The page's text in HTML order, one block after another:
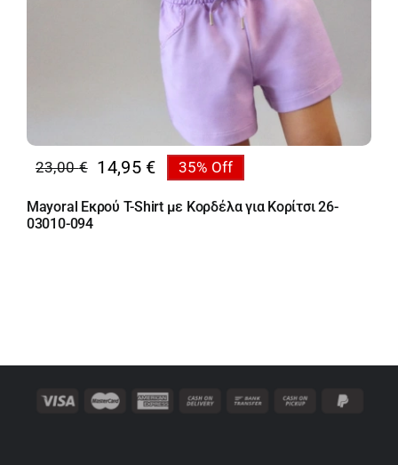
23,00€
Original
price
was:
14,95 €
Η
τρέχουσα
τιμή
35% Off
Mayoral Εκρού T-Shirt με Κορδέλα για Κορίτσι 26-
03010-094